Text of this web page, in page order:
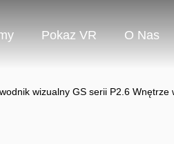
Pokaz VR O Nas
wizualny GS serii P2.6